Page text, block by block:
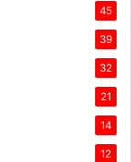
45
39
32
21
14
12